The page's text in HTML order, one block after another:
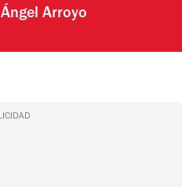
Ángel Arroyo